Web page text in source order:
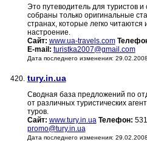
Это путеводитель для туристов и
собраны только оригинальные
странах, которые легко
настроение.
Сайт: www.ua-travels.com
E-mail: turistka2007@gmail.com
Дата последнего изменения: 29.02.2008
420. tury.in.ua
Сводная база предложений по
от различных туристических
туров.
Сайт: www.tury.in.ua Телефон:
promo@tury.in.ua
Дата последнего изменения: 29.02.2008